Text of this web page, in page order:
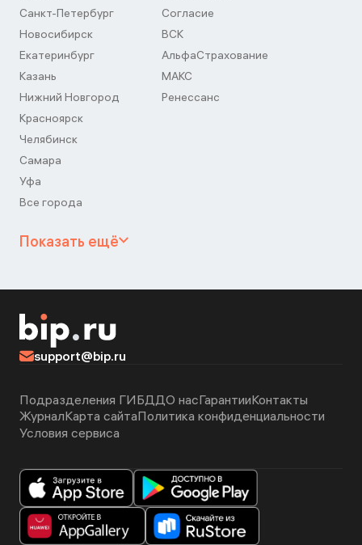
Санкт-Петербург
Новосибирск
Екатеринбург
Казань
Нижний Новгород
Красноярск
Челябинск
Самара
Уфа
Все города
Согласие
ВСК
АльфаСтрахование
МАКС
Ренессанс
Показать ещё
support@bip.ru
Подразделения ГИБДДО насГарантииКонтакты
ЖурналКарта сайтаПолитика конфиденциальности
Условия сервиса